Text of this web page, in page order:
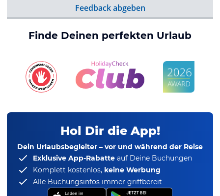
Feedback abgeben
Finde Deinen perfekten Urlaub
Hol Dir die App!
Dein Urlaubsbegleiter – vor und während der Reise
Exklusive App-Rabatte auf Deine Buchungen
Komplett kostenlos, keine Werbung
Alle Buchungsinfos immer griffbereit